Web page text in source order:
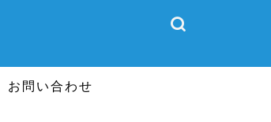
お問い合わせ